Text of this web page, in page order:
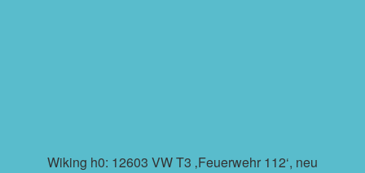
Wiking h0: 12603 VW T3 ‚Feuerwehr 112‘, neu